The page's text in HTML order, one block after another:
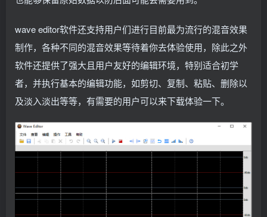
wave editor软件还支持用户们进行目前最为流行的混音效果
制作，各种不同的混音效果等待着你去体验使用，除此之外
软件还提供了强大且用户友好的编辑环境，特别适合初学
者，并执行基本的编辑功能，如剪切、复制、粘贴、删除以
及淡入淡出等等，有需要的用户可以来下载体验一下。